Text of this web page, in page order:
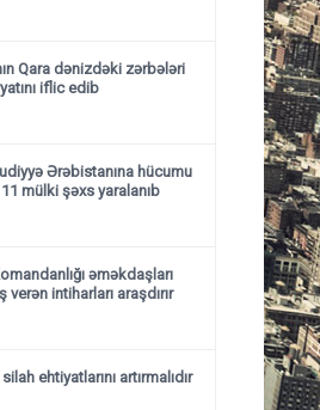
Qara dənizdəki zərbələri
iflic edib
Ərəbistanına hücumu
mülki şəxs yaralanıb
əməkdaşları
verən intiharları araşdırır
ehtiyatlarını artırmalıdır